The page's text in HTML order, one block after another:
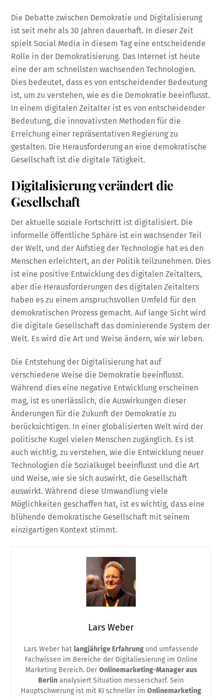
Die Debatte zwischen Demokratie und Digitalisierung
ist seit mehr als 30 Jahren dauerhaft. In dieser Zeit
spielt Social Media in diesem Tag eine entscheidende
Rolle in der Demokratisierung. Das Internet ist heute
eine der am schnellsten wachsenden Technologien.
Dies bedeutet, dass es von entscheidender Bedeutung
ist, um zu verstehen, wie es die Demokratie beeinflusst.
In einem digitalen Zeitalter ist es von entscheidender
Bedeutung, die innovativsten Methoden für die
Erreichung einer repräsentativen Regierung zu
gestalten. Die Herausforderung an eine demokratische
Gesellschaft ist die digitale Tätigkeit.
Digitalisierung verändert die
Gesellschaft
Der aktuelle soziale Fortschritt ist digitalisiert. Die
informelle öffentliche Sphäre ist ein wachsender Teil
der Welt, und der Aufstieg der Technologie hat es den
Menschen erleichtert, an der Politik teilzunehmen. Dies
ist eine positive Entwicklung des digitalen Zeitalters,
aber die Herausforderungen des digitalen Zeitalters
haben es zu einem anspruchsvollen Umfeld für den
demokratischen Prozess gemacht. Auf lange Sicht wird
die digitale Gesellschaft das dominierende System der
Welt. Es wird die Art und Weise ändern, wie wir leben.
Die Entstehung der Digitalisierung hat auf
verschiedene Weise die Demokratie beeinflusst.
Während dies eine negative Entwicklung erscheinen
mag, ist es unerlässlich, die Auswirkungen dieser
Änderungen für die Zukunft der Demokratie zu
berücksichtigen. In einer globalisierten Welt wird der
politische Kugel vielen Menschen zugänglich. Es ist
auch wichtig, zu verstehen, wie die Entwicklung neuer
Technologien die Sozialkugel beeinflusst und die Art
und Weise, wie sie sich auswirkt, die Gesellschaft
auswirkt. Während diese Umwandlung viele
Möglichkeiten geschaffen hat, ist es wichtig, dass eine
blühende demokratische Gesellschaft mit seinem
einzigartigen Kontext stimmt.
Lars Weber
Lars Weber hat langjährige Erfahrung und umfassende
Fachwissen im Bereiche der Digitaliesierung im Online
Marketing Bereich. DerOnlinemarketing-Manager aus
Berlin analysiert Situation messerscharf. Sein
Hauptschwerung ist mit KI schneller im Onlinemarketing